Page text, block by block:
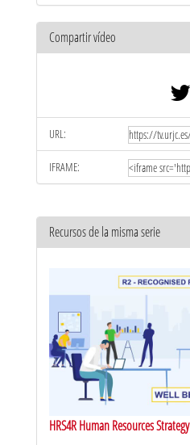
Compartir vídeo
URL:
IFRAME:
Recursos de la misma serie
HRS4R Human Resources